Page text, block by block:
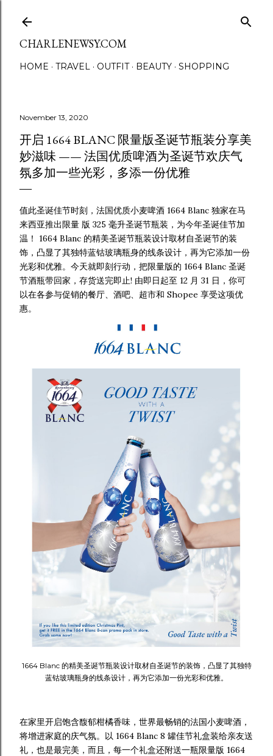
CHARLENEWSY.COM
HOME TRAVEL OUTFIT BEAUTY SHOPPING
November 13, 2020
开启 1664 BLANC 限量版圣诞节瓶装分享美
妙滋味 —— 法国优质啤酒为圣诞节欢庆气
氛多加一些光彩，多添一份优雅
值此圣诞佳节时刻，法国优质小麦啤酒 1664 Blanc 独家在马
来西亚推出限量 版 325 毫升圣诞节瓶装，为今年圣诞佳节加
温！ 1664 Blanc 的精美圣诞节瓶装设计取材自圣诞节的装
饰，凸显了其独特蓝钴玻璃瓶身的线条设计，再为它添加一份
光彩和优雅。今天就即刻行动，把限量版的 1664 Blanc 圣诞
节酒瓶带回家，存货送完即止! 由即日起至 12 月 31 日，你可
以在各参与促销的餐厅、酒吧、超市和 Shopee 享受这项优
惠。
1664 Blanc 的精美圣诞节瓶装设计取材自圣诞节的装饰，凸显了其独特
蓝钴玻璃瓶身的线条设计，再为它添加一份光彩和优雅。
在家里开启饱含馥郁柑橘香味，世界最畅销的法国小麦啤酒，
将增进家庭的庆气氛。以 1664 Blanc 8 罐佳节礼盒装给亲友送
礼，也是最完美，而且，每一个礼盒还附送一瓶限量版 1664